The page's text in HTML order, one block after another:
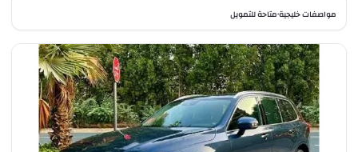
مواصفات خليجية•متاحة للتمويل